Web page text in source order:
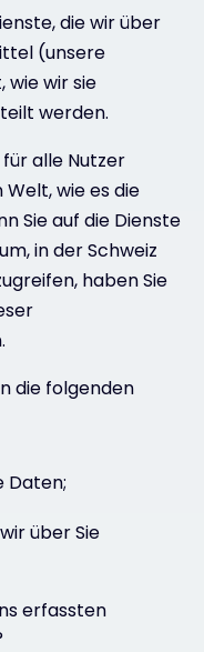
die wir über
(unsere
wie wir sie
werden.
alle Nutzer
wie es die
Sie auf die Dienste
in der Schweiz
haben Sie
die folgenden
Daten;
über Sie
erfassten